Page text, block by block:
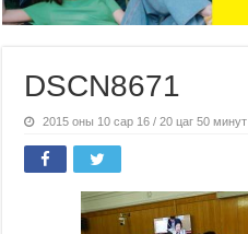
DSCN8671
2015 оны 10 сар 16 / 20 цаг 50 минут